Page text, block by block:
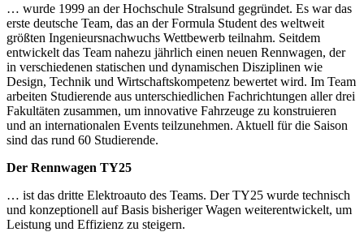
… wurde 1999 an der Hochschule Stralsund gegründet. Es war das
erste deutsche Team, das an der Formula Student des weltweit
größten Ingenieursnachwuchs Wettbewerb teilnahm. Seitdem
entwickelt das Team nahezu jährlich einen neuen Rennwagen, der
in verschiedenen statischen und dynamischen Disziplinen wie
Design, Technik und Wirtschaftskompetenz bewertet wird. Im Team
arbeiten Studierende aus unterschiedlichen Fachrichtungen aller drei
Fakultäten zusammen, um innovative Fahrzeuge zu konstruieren
und an internationalen Events teilzunehmen. Aktuell für die Saison
sind das rund 60 Studierende.
Der Rennwagen TY25
… ist das dritte Elektroauto des Teams. Der TY25 wurde technisch
und konzeptionell auf Basis bisheriger Wagen weiterentwickelt, um
Leistung und Effizienz zu steigern.